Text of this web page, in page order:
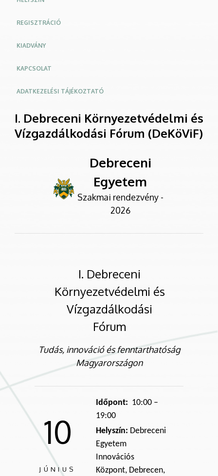
REGISZTRÁCIÓ
KIADVÁNY
KAPCSOLAT
ADATKEZELÉSI TÁJÉKOZTATÓ
I. Debreceni Környezetvédelmi és
Vízgazdálkodási Fórum (DeKöViF)
Debreceni
Egyetem
Szakmai rendezvény -
2026
I. Debreceni
Környezetvédelmi és
Vízgazdálkodási
Fórum
Tudás, innováció és fenntarthatóság
Magyarországon
10
JÚNIUS
Időpont: 10:00 –
19:00
Helyszín: Debreceni
Egyetem
Innovációs
Központ, Debrecen,